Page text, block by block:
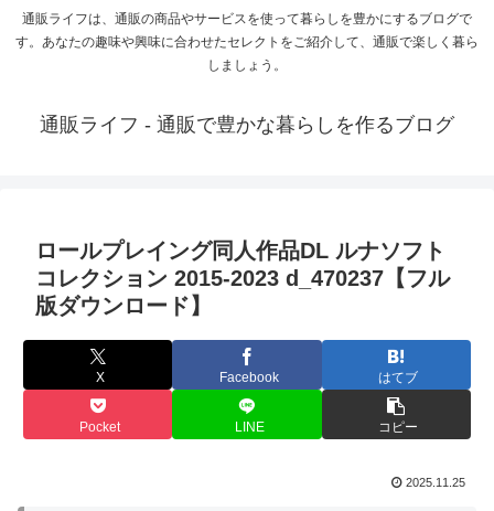
通販ライフは、通販の商品やサービスを使って暮らしを豊かにするブログで
す。あなたの趣味や興味に合わせたセレクトをご紹介して、通販で楽しく暮ら
しましょう。
通販ライフ - 通販で豊かな暮らしを作るブログ
ロールプレイング同人作品DL ルナソフト
コレクション 2015-2023 d_470237【フル
版ダウンロード】
X Facebook はてブ
Pocket LINE コピー
2025.11.25